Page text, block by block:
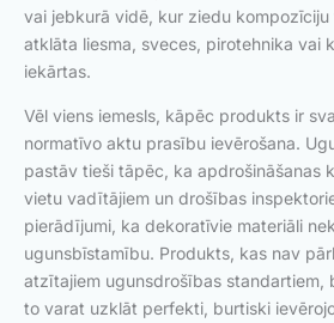
vai jebkurā vidē, kur ziedu
atklāta liesma, sveces, pirotehnika vai
iekārtas.
Vēl viens iemesls, kāpēc produkts ir
normatīvo aktu prasību ievērošana.
pastāv tieši tāpēc, ka apdrošināšanas
vietu vadītājiem un drošības
pierādījumi, ka dekoratīvie materiāli
ugunsbīstamību. Produkts, kas nav
atzītajiem ugunsdrošības standartiem,
to varat uzklāt perfekti, burtiski